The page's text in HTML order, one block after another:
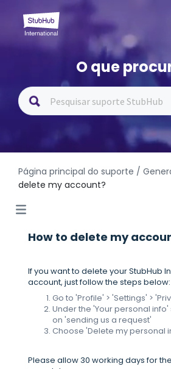
O que
Página principal do suporte /
delete my account?
How to delete my
If you want to delete your StubHub
account, just follow the steps below:
Go to 'Profile' > 'Settings' >
Under the 'Your personal
on 'sending us a request'
Choose 'Delete my personal
Please allow 30 working days for